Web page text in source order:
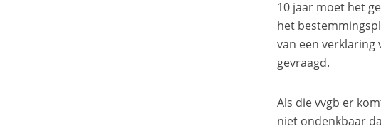
10 jaar moet het
het
van een verklaring
gevraagd.
Als die vvgb er
niet ondenkbaar